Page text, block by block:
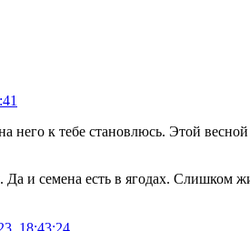
него к тебе становлюсь. Этой
и семена есть в ягодах. Слишком
18:43:24